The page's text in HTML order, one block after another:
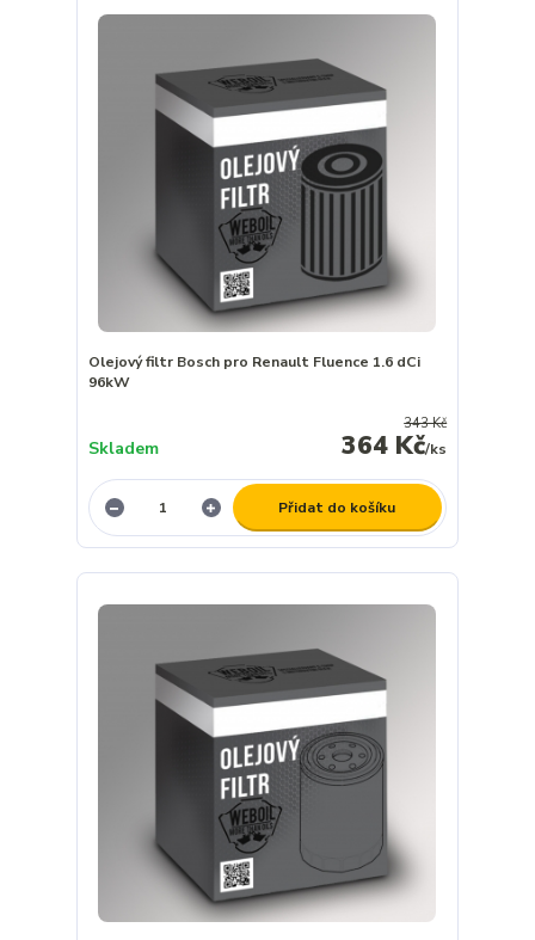
Olejový filtr Bosch pro Renault Fluence 1.6 dCi
96kW
343 Kč
364 Kč/ks
Skladem
Přidat do košíku